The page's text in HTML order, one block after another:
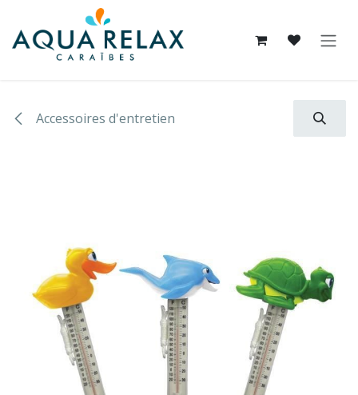
Se rendre au contenu
Accessoires d'entretien